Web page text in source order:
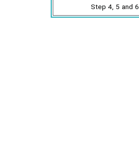
Step 4, 5 and 6